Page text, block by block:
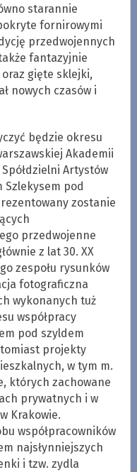
starannie
fornirowymi
przedwojennych
fantazyjnie
gięte sklejki,
nowych czasów i
będzie okresu
Akademii
Artystów
Szlekysem pod
zostanie
przedwojenne
z lat 30. XX
zespołu rysunków
fotograficzna
wykonanych tuż
współpracy
pod szyldem
projekty
w tym m.
których zachowane
prywatnych i w
Krakowie.
współpracowników
najsłynniejszych
i tzw. zydla